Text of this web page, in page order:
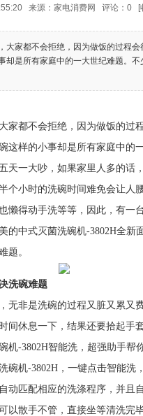
来源：家电消费网 评论： 0 [
家都不会拒绝，因为做饭的过程会
却是所有家庭中的一大世纪难题。
都不会拒绝，因为做饭的过
这样的小事却是所有家庭中的
天一大吵，如果家里人多的话
个小时的洗碗时间难免会让人
懒得动手洗等等，因此，有一
的中式灭菌洗碗机-3802H全新
题。
洗碗难题
非是洗碗的过程又脏又累又
间休息一下，结果还要拾起手
机-3802H智能洗，超强助手帮
碗机-3802H，一键点击智能洗
动匹配相应的洗涤程序，并且
以散手不管，直接坐等清洗完